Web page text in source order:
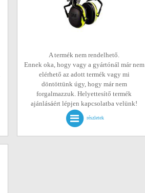
A termék nem rendelhető.
Ennek oka, hogy vagy a gyártónál már nem
elérhető az adott termék vagy mi
döntöttünk úgy, hogy már nem
forgalmazzuk. Helyettesítő termék
ajánlásáért lépjen kapcsolatba velünk!
részletek